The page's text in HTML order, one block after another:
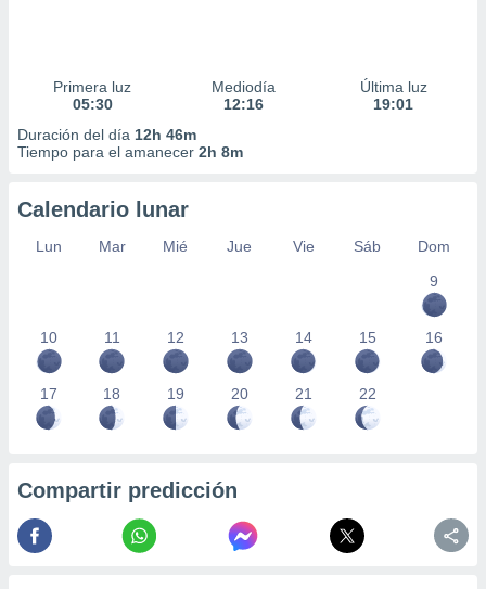
Primera luz
05:30
Mediodía
12:16
Última luz
19:01
Duración del día 12h 46m
Tiempo para el amanecer 2h 8m
Calendario lunar
Lun Mar Mié Jue Vie Sáb
Dom
9
10 11 12 13 14 15 16
17 18 19 20 21 22
Compartir predicción